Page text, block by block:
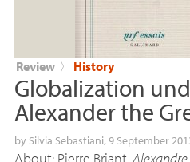
Review 〉 History
Globalization
Alexander the
by Silvia Sebastiani, 9 September
About: Pierre Briant,Alexandre